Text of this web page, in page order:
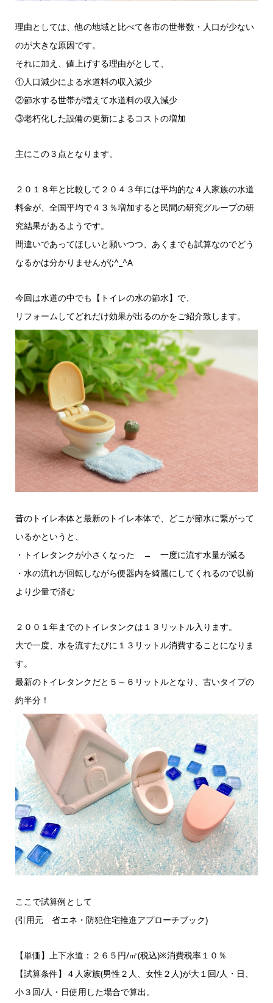
理由としては、他の地域と比べて各市の世帯数・人口が少ない
のが大きな原因です。
それに加え、値上げする理由がとして、
①人口減少による水道料の収入減少
②節水する世帯が増えて水道料の収入減少
③老朽化した設備の更新によるコストの増加
主にこの３点となります。
２０１８年と比較して２０４３年には平均的な４人家族の水道
料金が、全国平均で４３％増加すると民間の研究グループの研
究結果があるようです。
間違いであってほしいと願いつつ、あくまでも試算なのでどう
なるかは分かりませんが(;^_^A
今回は水道の中でも【トイレの水の節水】で、
リフォームしてどれだけ効果が出るのかをご紹介致します。
昔のトイレ本体と最新のトイレ本体で、どこが節水に繋がって
いるかというと、
・トイレタンクが小さくなった → 一度に流す水量が減る
・水の流れが回転しながら便器内を綺麗にしてくれるので以前
より少量で済む
２００１年までのトイレタンクは１３リットル入ります。
大で一度、水を流すたびに１３リットル消費することになりま
す。
最新のトイレタンクだと５～６リットルとなり、古いタイプの
約半分！
ここで試算例として
(引用元 省エネ・防犯住宅推進アプローチブック)
【単価】上下水道：２６５円/㎥(税込)※消費税率１０％
【試算条件】４人家族(男性２人、女性２人)が大１回/人・日、
小３回/人・日使用した場合で算出。